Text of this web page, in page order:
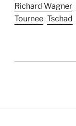
Richard Wagner
Tournee Tschad